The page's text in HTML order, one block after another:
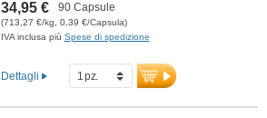
34,95 € 90 Capsule
(713,27 €/kg, 0,39 €/Capsula)
IVA inclusa più Spese di spedizione
Dettagli